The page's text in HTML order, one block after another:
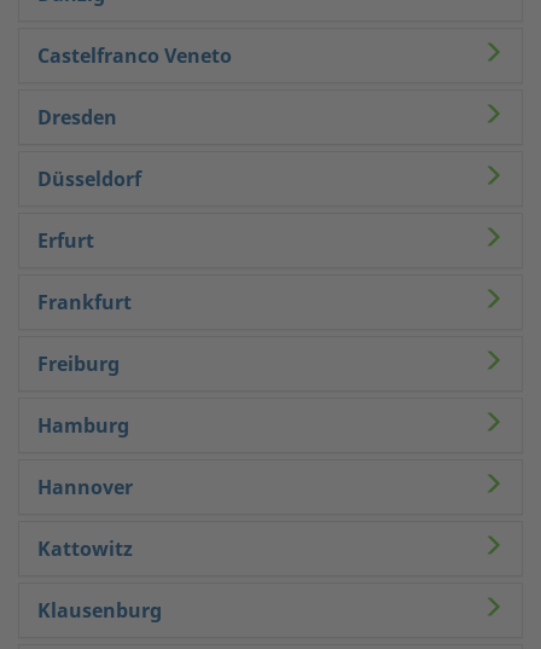
Castelfranco Veneto
Dresden
Düsseldorf
Erfurt
Frankfurt
Freiburg
Hamburg
Hannover
Kattowitz
Klausenburg